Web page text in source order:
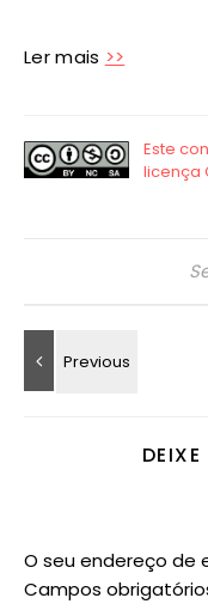
Ler mais >>
O seu endereço de
Campos